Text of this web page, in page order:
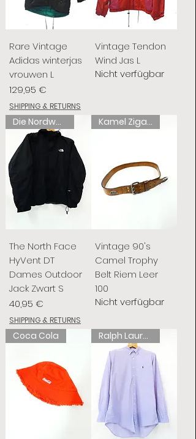
Rare Vintage
Adidas winterjas
vrouwen L
Preis
129,95 €
SHIPPING & RETURNS
Vintage Tendon
Wind Jas L
Nicht verfügbar
Die Nordwand
The North Face
HyVent DT
Dames Outdoor
Jack Zwart S
Preis
40,95 €
SHIPPING & RETURNS
Kamel Zigaretten
Vintage 90's
Camel Trophy
Belt Riem Leer
100
Nicht verfügbar
Coca Cola Ralph Lauren